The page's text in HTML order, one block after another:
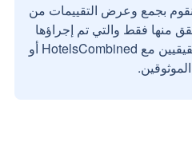
نقوم بجمع وعرض التقييمات من
منها فقط والتي تم إجراؤها
بواسطة مستخدمين حقيقيين مع HotelsCombined أو